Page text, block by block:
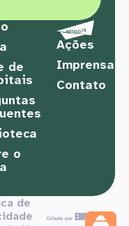
de
o
Ações
Imprensa
Contato
de